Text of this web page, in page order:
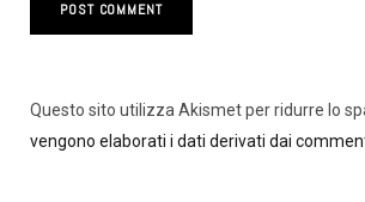
Questo sito utilizza Akismet per ridurre lo
vengono elaborati i dati derivati dai